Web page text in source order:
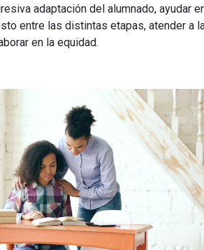
adaptación del alumnado, ayudar
entre las distintas etapas, atender a
en la equidad.